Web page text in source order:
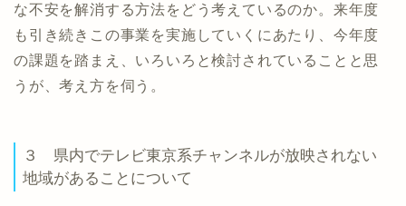
な不安を解消する方法をどう考えているのか。来年度
も引き続きこの事業を実施していくにあたり、今年度
の課題を踏まえ、いろいろと検討されていることと思
うが、考え方を伺う。
３ 県内でテレビ東京系チャンネルが放映されない
地域があることについて